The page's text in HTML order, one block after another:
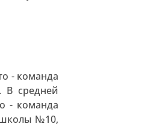
- команда
В средней
- команда
№10,